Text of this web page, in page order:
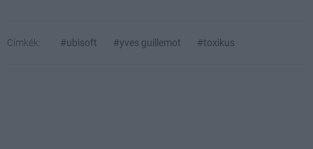
Címkék: #ubisoft #yves guillemot #toxikus